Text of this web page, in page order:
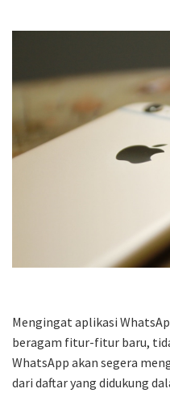
Mengingat aplikasi
beragam fitur-fitur baru,
WhatsApp akan segera
dari daftar yang didukung